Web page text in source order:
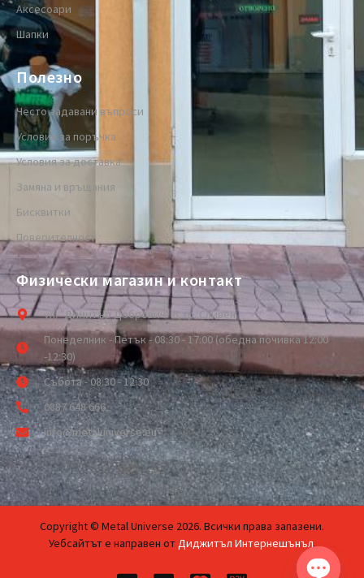
Аксесоари
Шапки
Полезно
Често задавани въпроси
Условия за поръчка
Условия за доставка
Замяна и връщания
Бисквитки
Поверителност
Физически магазин и контакт
ул. "Димитър Добрович" 6, гр. Сливен
Понеделник - Петък - 08:30 - 17:00 (обедна почивка 12:00
-12:30)
Събота - 08:30 - 12:30
0887 648 666
info@metaluniverse.eu
Copyright © Metal Universe 2026. Всички права запазени.
Уебсайтът е направен отДиджитъл Интернешънъл.